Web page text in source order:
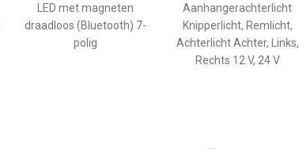
LED met magneten
draadloos (Bluetooth) 7-
polig
Aanhangerachterlicht
Knipperlicht, Remlicht,
Achterlicht Achter, Links,
Rechts 12 V, 24 V